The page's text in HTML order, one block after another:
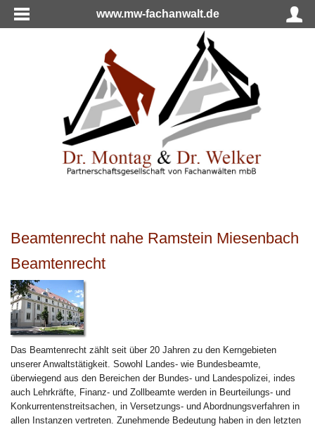
www.mw-fachanwalt.de
Beamtenrecht nahe Ramstein Miesenbach
Beamtenrecht
Das Beamtenrecht zählt seit über 20 Jahren zu den Kerngebieten
unserer Anwaltstätigkeit. Sowohl Landes- wie Bundesbeamte,
überwiegend aus den Bereichen der Bundes- und Landespolizei, indes
auch Lehrkräfte, Finanz- und Zollbeamte werden in Beurteilungs- und
Konkurrentenstreitsachen, in Versetzungs- und Abordnungsverfahren in
allen Instanzen vertreten. Zunehmende Bedeutung haben in den letzten